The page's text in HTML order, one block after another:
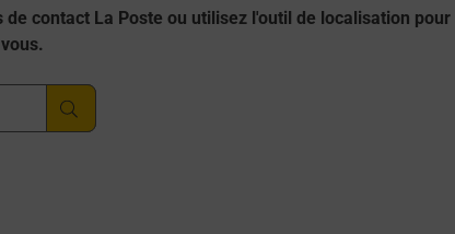
contact La Poste ou utilisez l'outil de localisation pour